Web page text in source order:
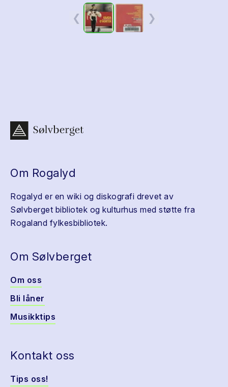
❮ ❯
Om Rogalyd
Rogalyd er en wiki og diskografi drevet av
Sølvberget bibliotek og kulturhus med støtte fra
Rogaland fylkesbibliotek.
Om Sølvberget
Om oss
Bli låner
Musikktips
Kontakt oss
Tips oss!